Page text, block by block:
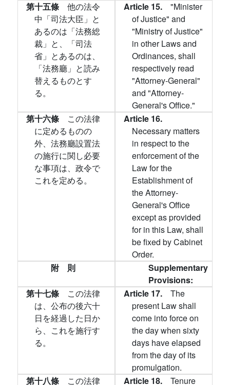
第十五條 他の法令
中「司法大臣」と
あるのは「法務総
裁」と、「司法
省」とあるのは、
「法務廳」と読み
替えるものとす
る。
Article 15. "Minister
of Justice" and
"Ministry of Justice"
in other Laws and
Ordinances, shall
respectively read
"Attorney-General"
and "Attorney-
General's Office."
第十六條 この法律
に定めるものの
外、法務廳設置法
の施行に関し必要
な事項は、政令で
これを定める。
Article 16.
Necessary matters
in respect to the
enforcement of the
Law for the
Establishment of
the Attorney-
General's Office
except as provided
for in this Law, shall
be fixed by Cabinet
Order.
附 則
Supplementary
Provisions:
第十七條 この法律
は、公布の後六十
日を経過した日か
ら、これを施行す
る。
Article 17. The
present Law shall
come into force on
the day when sixty
days have elapsed
from the day of its
promulgation.
第十八條 この法律
Article 18. Tenure